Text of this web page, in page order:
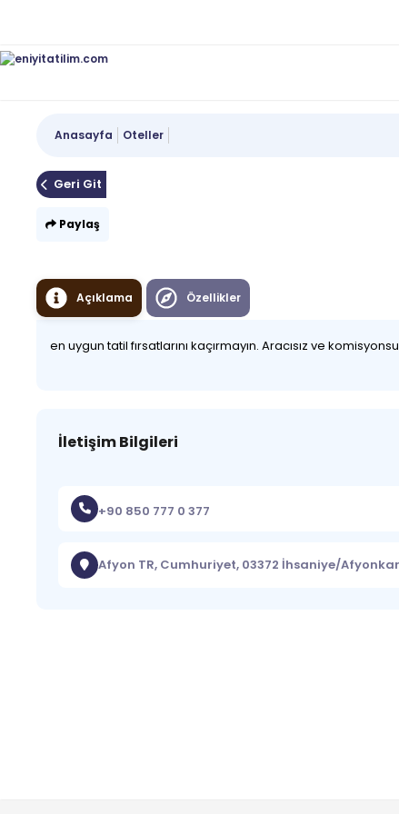
Anasayfa Oteller
Geri Git
Paylaş
Açıklama Özellikler
en uygun tatil fırsatlarını kaçırmayın. Aracısız ve
İletişim Bilgileri
+90 850 777 0 377
Afyon TR, Cumhuriyet, 03372 İhsaniye/